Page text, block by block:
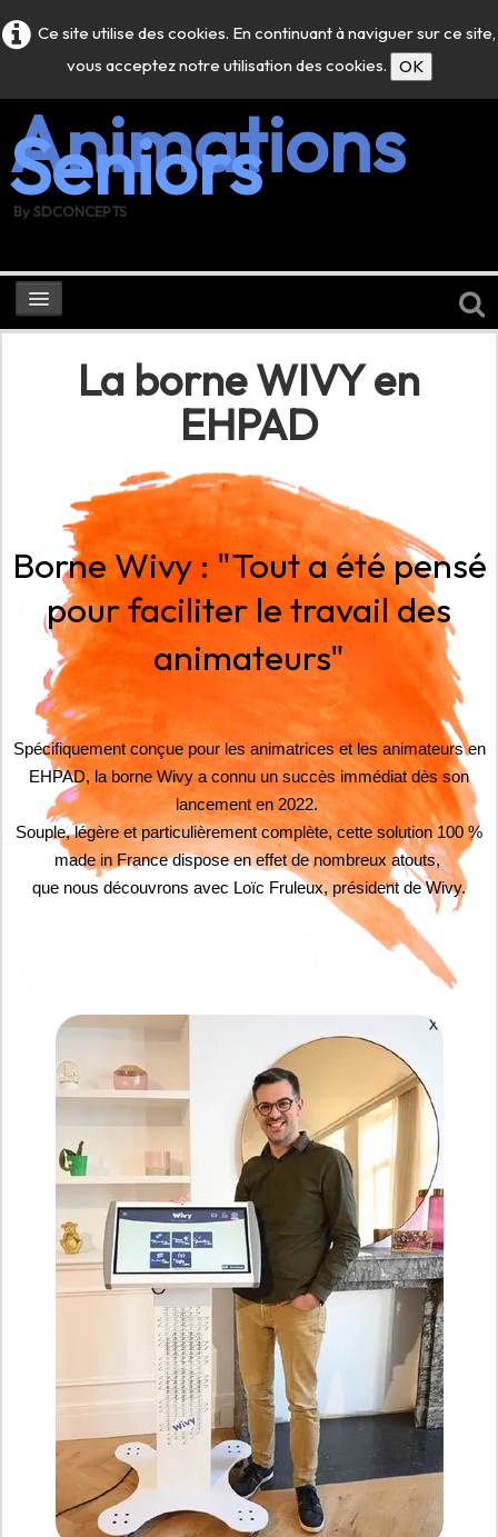
Ce site utilise des cookies. En continuant à naviguer sur ce site,
vous acceptez notre utilisation des cookies.
OK
Animations
Seniors
By SDCONCEPTS
Contact
▼
La borne WIVY en
EHPAD
Borne Wivy : "Tout a été pensé
pour faciliter le travail des
animateurs"
Spécifiquement conçue pour les animatrices et les animateurs en
EHPAD, la borne Wivy a connu un succès immédiat dès son
lancement en 2022.
Souple, légère et particulièrement complète, cette solution 100 %
made in France dispose en effet de nombreux atouts,
que nous découvrons avec Loïc Fruleux, président de Wivy.